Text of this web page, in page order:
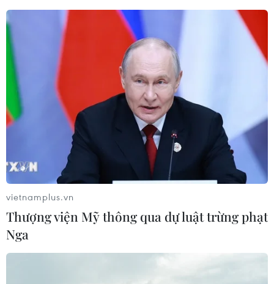
vietnamplus.vn
Thượng viện Mỹ thông qua dự luật trừng phạt
Nga